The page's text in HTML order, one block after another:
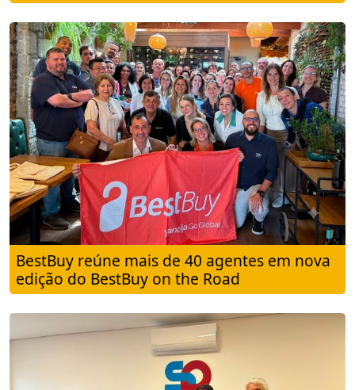
BestBuy reúne mais de 40 agentes em nova
edição do BestBuy on the Road